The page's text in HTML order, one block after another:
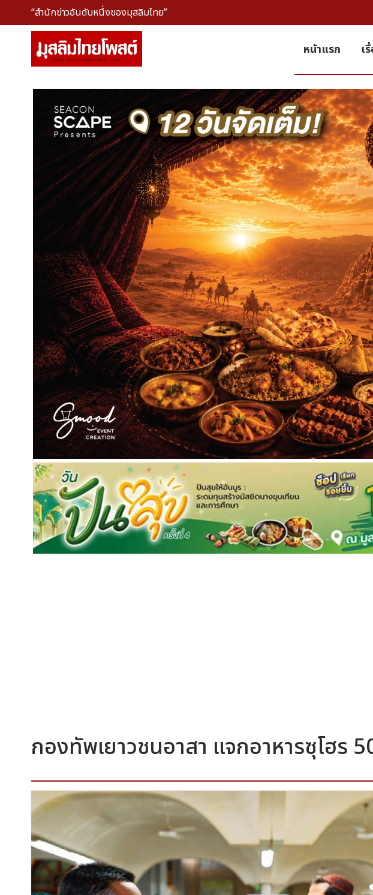
“สำนักข่าวอันดับหนึ่งของมุสลิมไทย”
หน้าแรก เ
กองทัพเยาวชนอาสา แจกอาหารซุโฮร